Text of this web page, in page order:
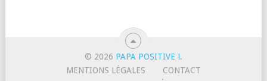
© 2026 PAPA POSITIVE !.
MENTIONS LÉGALES
CONTACT